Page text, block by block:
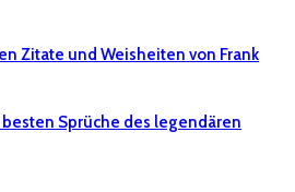
Zitate und Weisheiten von Frank
besten Sprüche des legendären